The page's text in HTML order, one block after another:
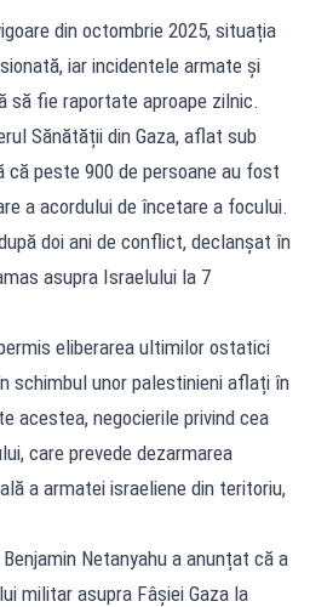
din octombrie 2025, situația
iar incidentele armate și
să fie raportate aproape zilnic.
Sănătății din Gaza, aflat sub
peste 900 de persoane au fost
a acordului de încetare a focului.
doi ani de conflict, declanșat în
asupra Israelului la 7
eliberarea ultimilor ostatici
schimbul unor palestinieni aflați în
acestea, negocierile privind cea
care prevede dezarmarea
a armatei israeliene din teritoriu,
Netanyahu a anunțat că a
militar asupra Fâșiei Gaza la